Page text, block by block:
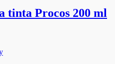
tinta Procos 200 ml